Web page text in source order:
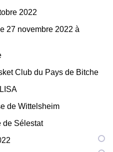
2022
27 novembre 2022 à
Club du Pays de Bitche
de Wittelsheim
de Sélestat